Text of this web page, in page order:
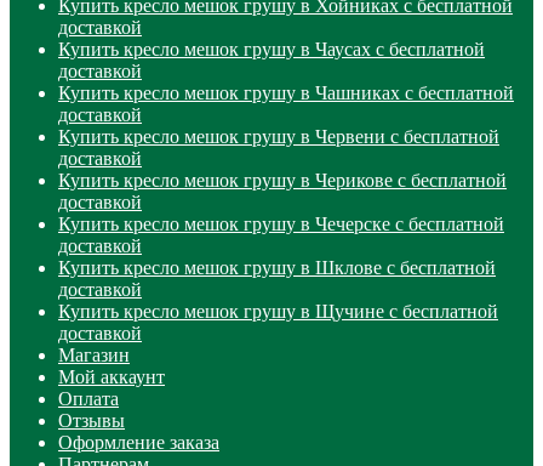
Купить кресло мешок грушу в Хойниках с бесплатной
доставкой
Купить кресло мешок грушу в Чаусах с бесплатной
доставкой
Купить кресло мешок грушу в Чашниках с бесплатной
доставкой
Купить кресло мешок грушу в Червени с бесплатной
доставкой
Купить кресло мешок грушу в Черикове с бесплатной
доставкой
Купить кресло мешок грушу в Чечерске с бесплатной
доставкой
Купить кресло мешок грушу в Шклове с бесплатной
доставкой
Купить кресло мешок грушу в Щучине с бесплатной
доставкой
Магазин
Мой аккаунт
Оплата
Отзывы
Оформление заказа